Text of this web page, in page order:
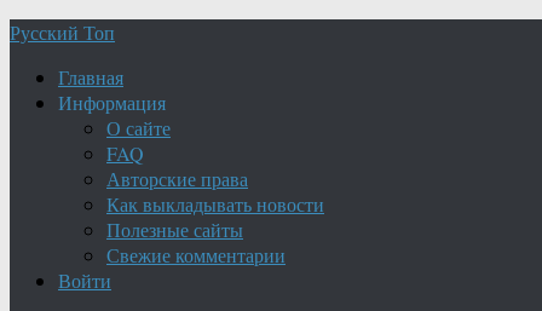
Русский Топ
Главная
Информация
О сайте
FAQ
Авторские права
Как выкладывать новости
Полезные сайты
Свежие комментарии
Войти